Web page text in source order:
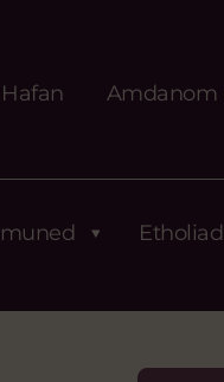
Hafan Amdanom